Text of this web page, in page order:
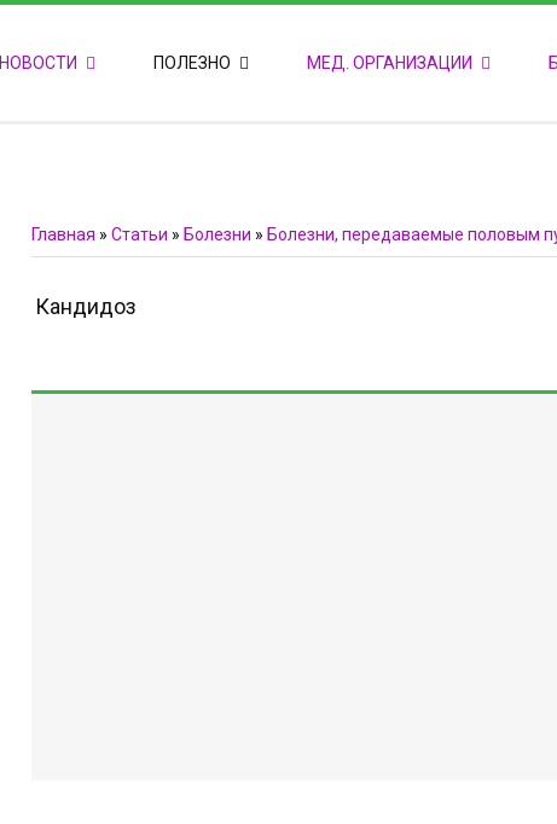
ПОПУЛЯРНЫЕ НОВОСТИ
НОВОСТИ ПОЛЕЗНО МЕД. ОРГАНИЗАЦИИ
Главная » Статьи » Болезни » Болезни, передаваемые половым
Кандидоз